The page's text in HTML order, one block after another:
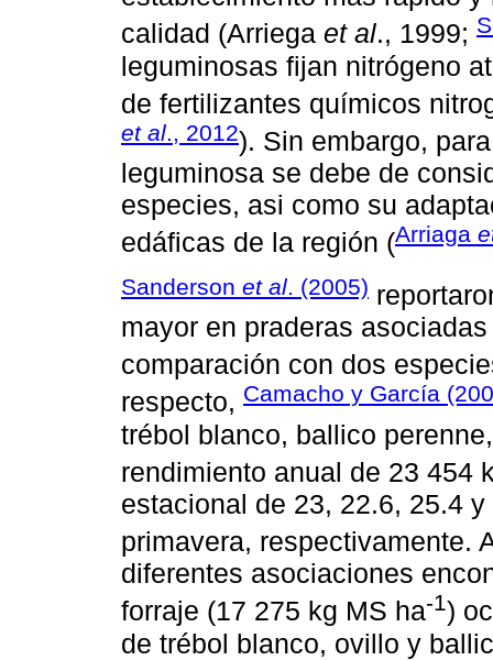
calidad (Arriega et al., 1999;
leguminosas fijan nitrógeno
de fertilizantes químicos
et al., 2012). Sin embargo,
leguminosa se debe de
especies, asi como su
edáficas de la región (Arriaga
Sanderson et al. (2005)
mayor en praderas
comparación con dos
respecto, Camacho y García
trébol blanco, ballico
rendimiento anual de 23 454
estacional de 23, 22.6, 25.4
primavera, respectivamente.
diferentes asociaciones
forraje (17 275 kg MS ha-1)
de trébol blanco, ovillo y